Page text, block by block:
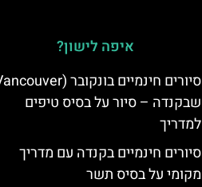
איפה לישון?
שבקנדה – סיור על בסיס טיפים
למדריך
סיורים חינמיים בקנדה עם מדריך
מקומי על בסיס תשר